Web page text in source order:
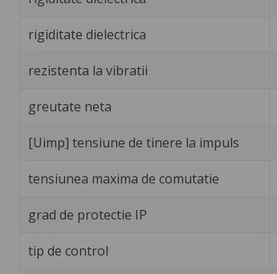
rigiditate dielectrica
rezistenta la vibratii
greutate neta
[Uimp] tensiune de tinere la impuls
tensiunea maxima de comutatie
grad de protectie IP
tip de control